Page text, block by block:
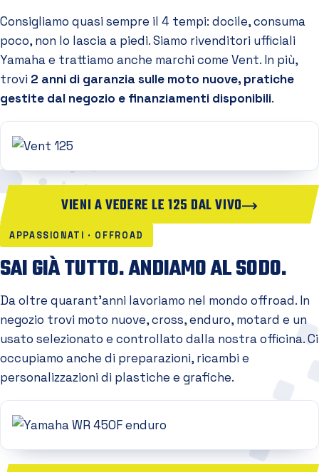
Consigliamo quasi sempre il 4 tempi: docile, consuma
poco, non lo lascia a piedi. Siamo rivenditori ufficiali
Yamaha e trattiamo anche marchi come Vent. In più,
trovi 2 anni di garanzia sulle moto nuove, pratiche
gestite dal negozio e finanziamenti disponibili.
VIENI A VEDERE LE 125 DAL VIVO
APPASSIONATI · OFFROAD
SAI GIÀ TUTTO. ANDIAMO AL SODO.
Da oltre quarant'anni lavoriamo nel mondo offroad. In
negozio trovi moto nuove, cross, enduro, motard e un
usato selezionato e controllato dalla nostra officina. Ci
occupiamo anche di preparazioni, ricambi e
personalizzazioni di plastiche e grafiche.